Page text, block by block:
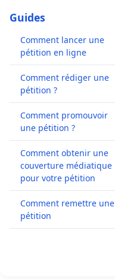
Guides
Comment lancer une
pétition en ligne
Comment rédiger une
pétition ?
Comment promouvoir
une pétition ?
Comment obtenir une
couverture médiatique
pour votre pétition
Comment remettre une
pétition